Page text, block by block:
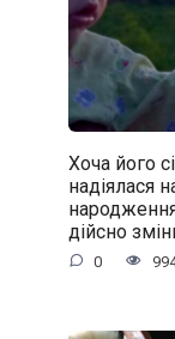
Хоча його
надіялася
дійсно
0